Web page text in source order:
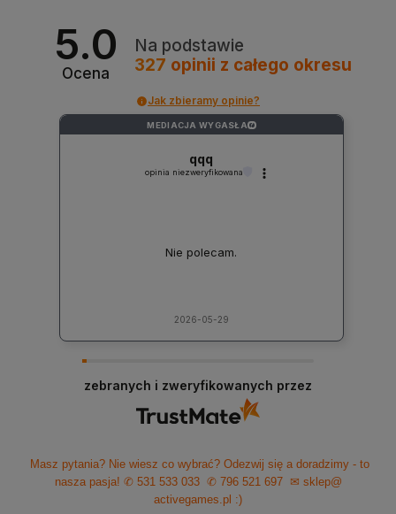
5.0
Ocena
Na podstawie
327 opinii z całego okresu
Jak zbieramy opinie?
MEDIACJA WYGASŁA ?
qqq
opinia niezweryfikowana
Nie polecam.
2026-05-29
zebranych i zweryfikowanych przez
Masz pytania? Nie wiesz co wybrać? Odezwij się a doradzimy - to
nasza pasja! ✆ 531 533 033 ✆ 796 521 697
✉ sklep@
activegames.pl :)